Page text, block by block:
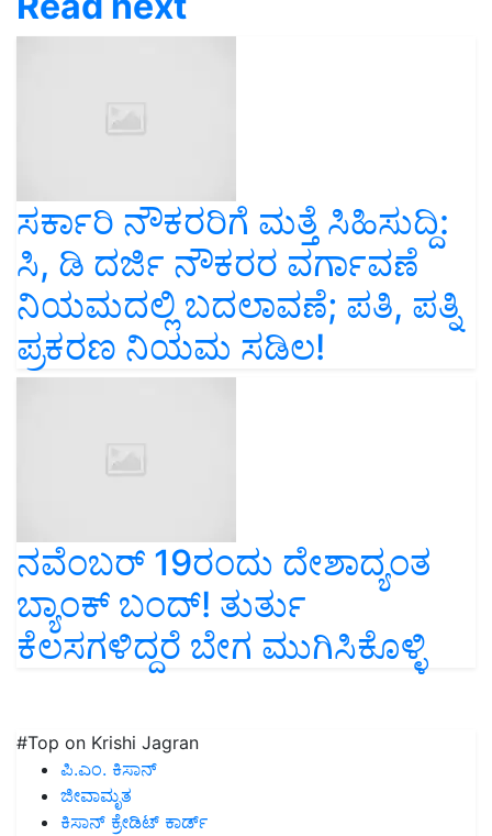
ಸರ್ಕಾರಿ ನೌಕರರಿಗೆ ಮತ್ತೆ ಸಿಹಿಸುದ್ದಿ:
ಸಿ, ಡಿ ದರ್ಜಿ ನೌಕರರ ವರ್ಗಾವಣೆ
ನಿಯಮದಲ್ಲಿ ಬದಲಾವಣೆ; ಪತಿ, ಪತ್ನಿ
ಪ್ರಕರಣ ನಿಯಮ ಸಡಿಲ!
ನವೆಂಬರ್‌ 19ರಂದು ದೇಶಾದ್ಯಂತ
ಬ್ಯಾಂಕ್‌ ಬಂದ್‌! ತುರ್ತು
ಕೆಲಸಗಳಿದ್ದರೆ ಬೇಗ ಮುಗಿಸಿಕೊಳ್ಳಿ
#Top on Krishi Jagran
ಪಿ.ಎಂ. ಕಿಸಾನ್
ಜೀವಾಮೃತ
ಕಿಸಾನ್ ಕ್ರೇಡಿಟ್ ಕಾರ್ಡ್